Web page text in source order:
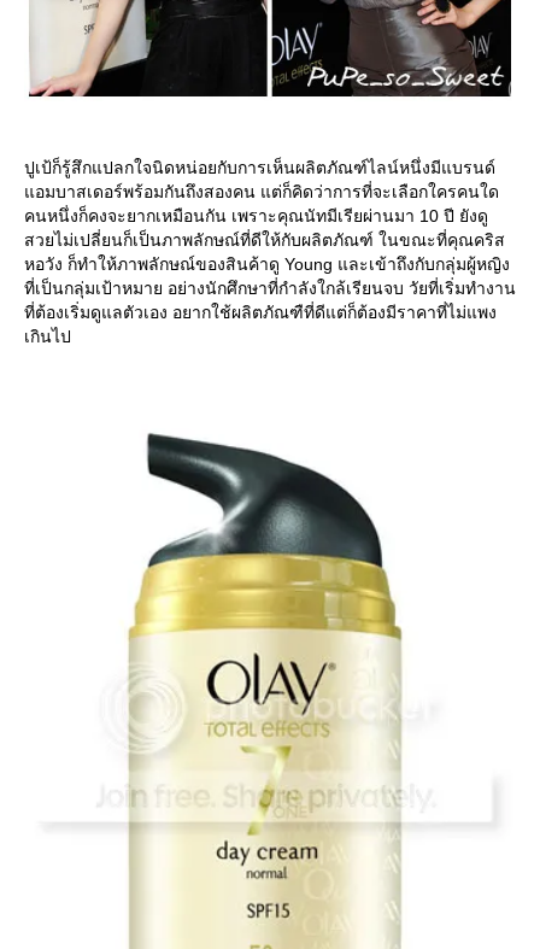
ปูเป้ก็รู้สึกแปลกใจนิดหน่อยกับการเห็นผลิตภัณฑ์ไลน์หนึ่งมีแบรนด์
อมบาสเดอร์พร้อมกันถึงสองคน แต่ก็คิดว่าการที่จะเลือกใครคนใด
คนหนึ่งก็คงจะยากเหมือนกัน เพราะคุณนัทมีเรียผ่านมา 10 ปี ยังดู
สวยไม่เปลี่ยนก็เป็นภาพลักษณ์ที่ดีให้กับผลิตภัณฑ์ ในขณะที่คุณคริส
หอวัง ก็ทำให้ภาพลักษณ์ของสินค้าดู Young และเข้าถึงกับกลุ่มผู้หญิง
ที่เป็นกลุ่มเป้าหมาย อย่างนักศึกษาที่กำลังใกล้เรียนจบ วัยที่เริ่มทำงาน
ที่ต้องเริ่มดูแลตัวเอง อยากใช้ผลิตภัณฑืที่ดีแต่ก็ต้องมีราคาที่ไม่แพง
เกินไป